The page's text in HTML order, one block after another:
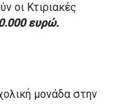
οι Κτιριακές
ευρώ.
μονάδα στην